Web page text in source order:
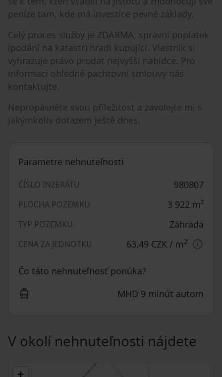
peníze tam, kde má investice pevné základy.
Celý proces služby je ZDARMA, správní poplatek
(podání na katastr) hradí kupující. Vlastník si
vyhrazuje právo prodat nejvyšší nabídce. Pro
informaci ohledně pachtovní smlouvy nás
kontaktujte.
Nepropásněte svou příležitost a zavolejte mi s
jakýmkoliv dotazem ještě dnes.
Parametre nehnuteľnosti
ČÍSLO INZERÁTU 980807
PLOCHA POZEMKU 3 922 m²
TYP POZEMKU Záhrada
CENA ZA JEDNOTKU 63,49 CZK / m2
Čo táto nehnuteľnosť ponúka?
MHD 9 minút autom
V okolí nehnuteľnosti nájdete